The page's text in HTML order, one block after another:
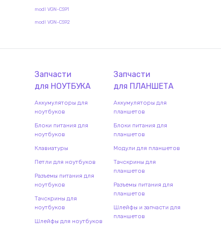
modl VGN-CS91
modl VGN-CS92
Запчасти
для НОУТБУКА
Аккумуляторы для
ноутбуков
Блоки питания для
ноутбуков
Клавиатуры
Петли для ноутбуков
Разъемы питания для
ноутбуков
Тачскрины для
ноутбуков
Шлейфы для ноутбуков
Запчасти
для ПЛАНШЕТА
Аккумуляторы для
планшетов
Блоки питания для
планшетов
Модули для планшетов
Тачскрины для
планшетов
Разъемы питания для
планшетов
Шлейфы и запчасти для
планшетов